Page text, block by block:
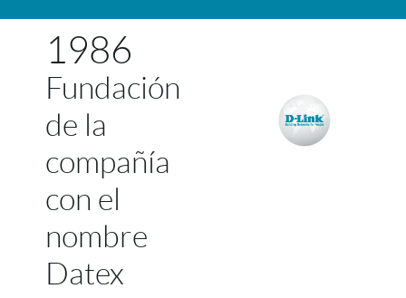
1986
Fundación
de la
compañía
con el
nombre
Datex